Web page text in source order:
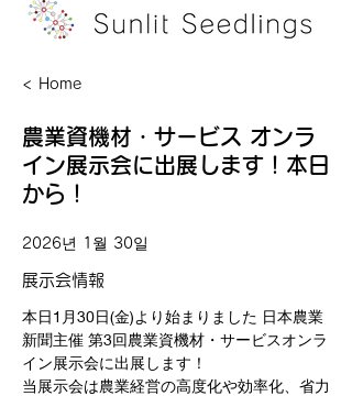
< Home
農業資機材・サービス オンラ
イン展示会に出展します！本日
から！
2026년 1월 30일
展示会情報
本日1月30日(金)より始まりました 日本農業
新聞主催 第3回農業資機材・サービスオンラ
イン展示会に出展します！
当展示会は農業経営の高度化や効率化、省力